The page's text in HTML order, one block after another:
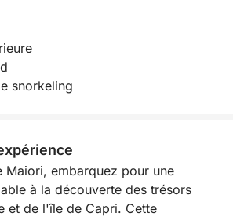
snorkeling
Maiori, embarquez pour une
à la découverte des trésors
et de l'île de Capri. Cette